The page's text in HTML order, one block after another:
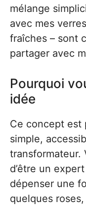
mélange
avec mes
fraîches – sont
partager avec
Pourquoi
idée
Ce concept est
simple,
transformateur.
d’être un
dépenser une
quelques